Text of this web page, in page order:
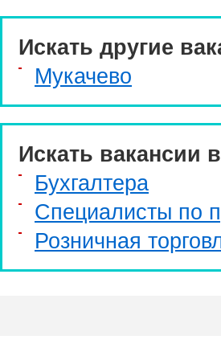
Искать другие
Мукачево
Искать вакансии
Бухгалтера
Специалисты по
Розничная